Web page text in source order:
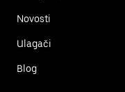
Novosti
Ulagači
Blog